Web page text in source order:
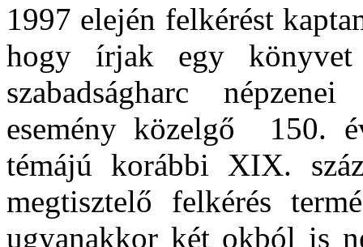
1997 elején felkérést
hogy írjak egy könyvet
szabadságharc
esemény közelgő 150.
témájú korábbi XIX.
megtisztelő felkérés
ugyanakkor két okból is